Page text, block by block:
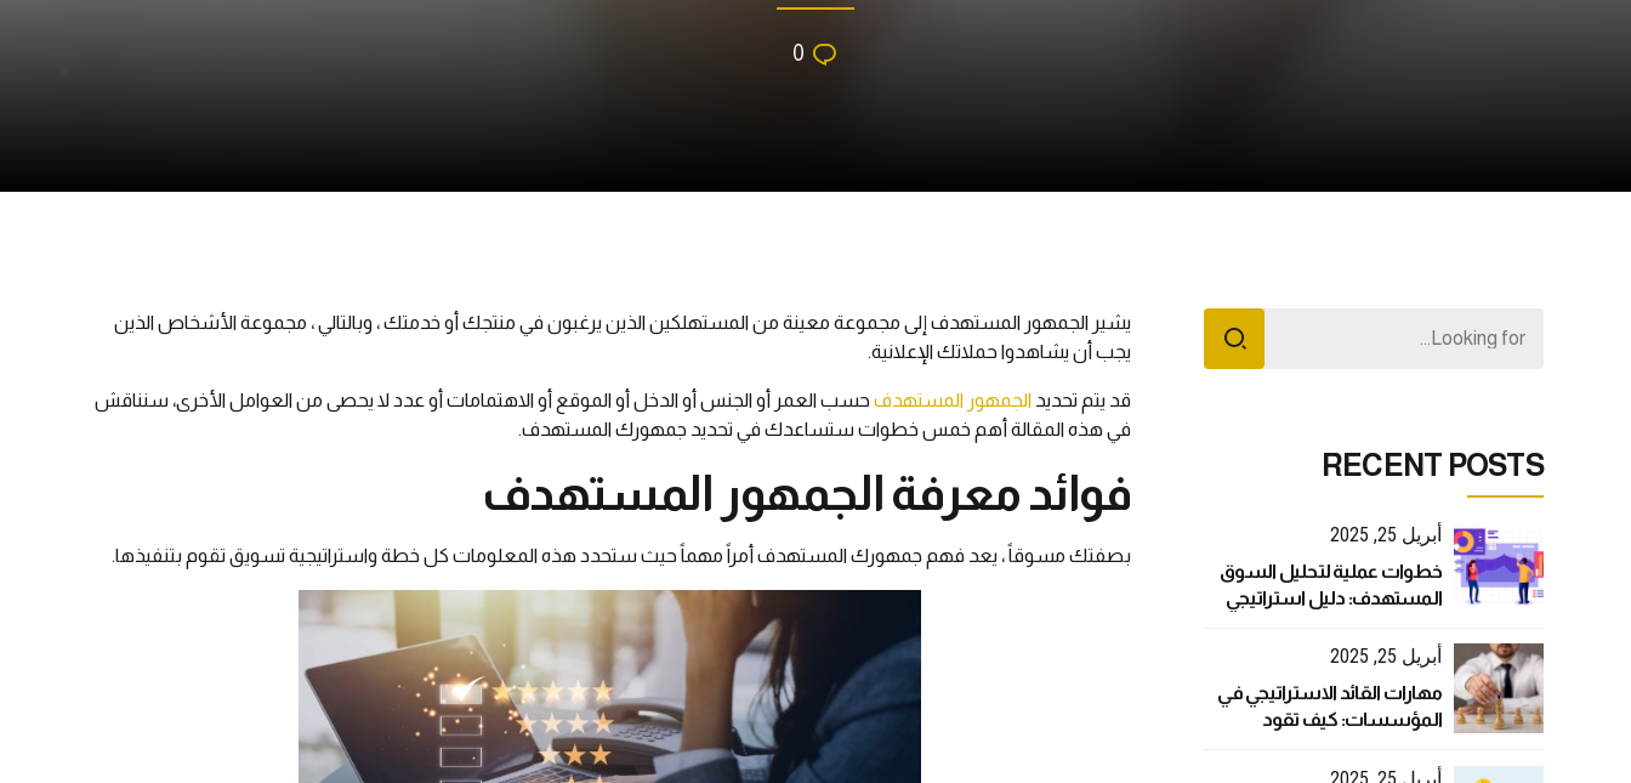
0
يشير الجمهور المستهدف إلى مجموعة معينة من المستهلكين الذين يرغبون في منتجك أو خدمتك ، وبالتالي ، مجموعة الأشخاص الذين
يجب أن يشاهدوا حملاتك الإعلانية.
قد يتم تحديد الجمهور المستهدف حسب العمر أو الجنس أو الدخل أو الموقع أو الاهتمامات أو عدد لا يحصى من العوامل الأخرى، سنناقش
في هذه المقالة أهم خمس خطوات ستساعدك في تحديد جمهورك المستهدف.
فوائد معرفة الجمهور المستهدف
بصفتك مسوقاً ، يعد فهم جمهورك المستهدف أمراً مهماً حيث ستحدد هذه المعلومات كل خطة واستراتيجية تسويق تقوم بتنفيذها.
RECENT POSTS
أبريل 25, 2025
خطوات عملية لتحليل السوق
المستهدف: دليل استراتيجي
أبريل 25, 2025
مهارات القائد الاستراتيجي في
المؤسسات: كيف تقود